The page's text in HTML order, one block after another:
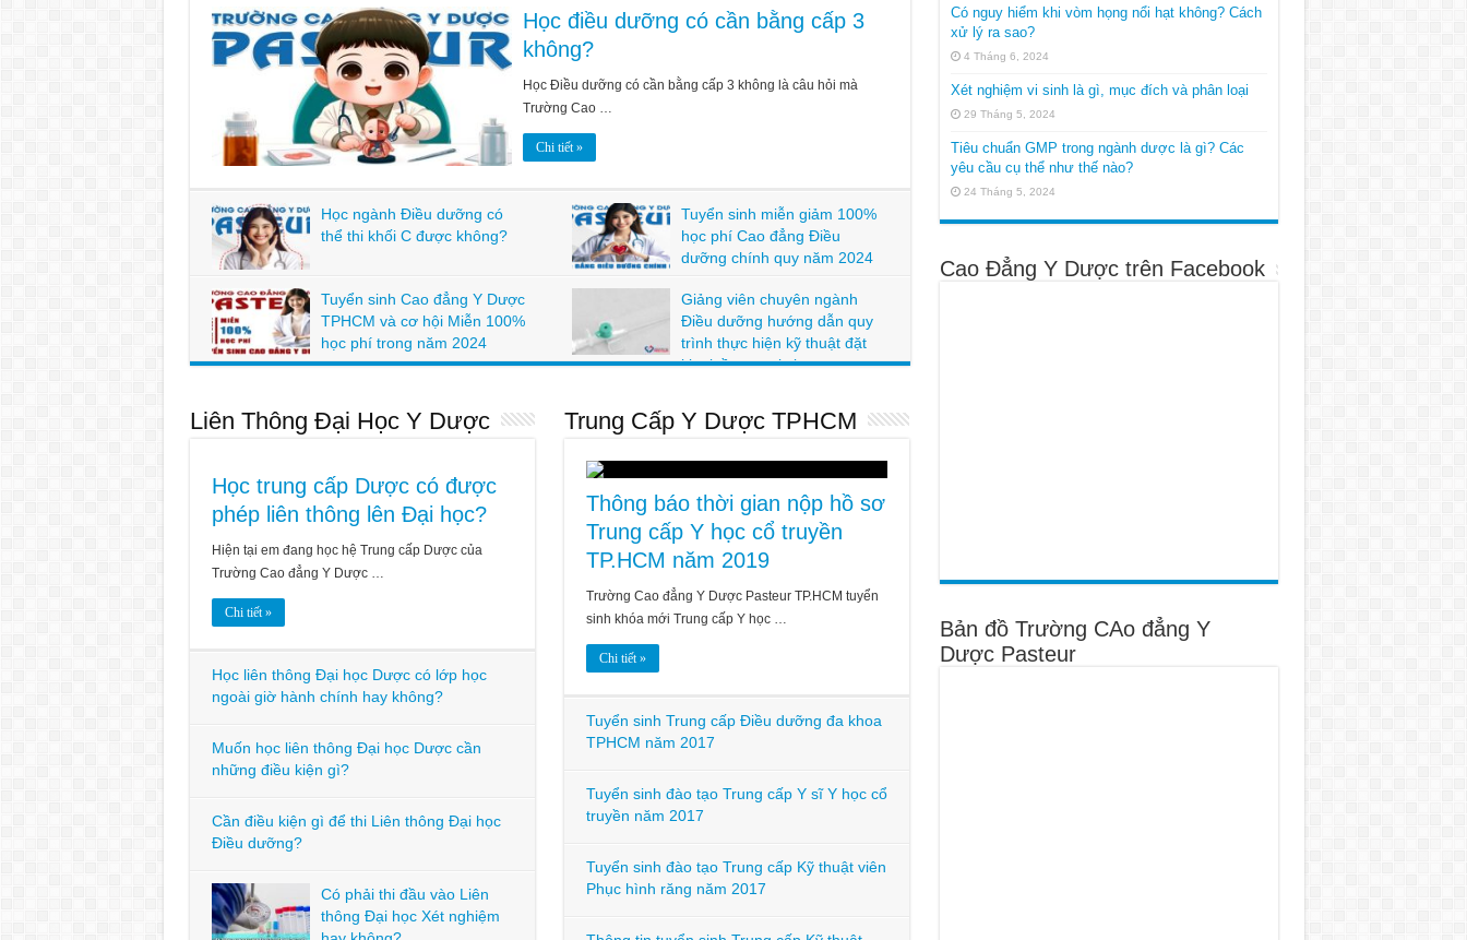
Học điều dưỡng có cần bằng cấp 3
không?
Học Điều dưỡng có cần bằng cấp 3 không là câu hỏi mà
Trường Cao …
Chi tiết »
Học ngành Điều dưỡng có
thể thi khối C được không?
Tuyển sinh miễn giảm 100%
học phí Cao đẳng Điều
dưỡng chính quy năm 2024
Tuyển sinh Cao đẳng Y Dược
TPHCM và cơ hội Miễn 100%
học phí trong năm 2024
Giảng viên chuyên ngành
Điều dưỡng hướng dẫn quy
trình thực hiện kỹ thuật đặt
kim luồn ngoại vi.
Liên Thông Đại Học Y Dược
Học trung cấp Dược có được
phép liên thông lên Đại học?
Hiện tại em đang học hệ Trung cấp Dược của
Trường Cao đẳng Y Dược …
Chi tiết »
Học liên thông Đại học Dược có lớp học
ngoài giờ hành chính hay không?
Muốn học liên thông Đại học Dược cần
những điều kiện gì?
Cần điều kiện gì để thi Liên thông Đại học
Điều dưỡng?
Có phải thi đầu vào Liên
thông Đại học Xét nghiệm
Trung Cấp Y Dược TPHCM
Thông báo thời gian nộp hồ sơ
Trung cấp Y học cổ truyền
TP.HCM năm 2019
Trường Cao đẳng Y Dược Pasteur TP.HCM tuyển
sinh khóa mới Trung cấp Y học …
Chi tiết »
Tuyển sinh Trung cấp Điều dưỡng đa khoa
TPHCM năm 2017
Tuyển sinh đào tạo Trung cấp Y sĩ Y học cổ
truyền năm 2017
Tuyển sinh đào tạo Trung cấp Kỹ thuật viên
Phục hình răng năm 2017
Có nguy hiểm khi vòm họng nổi hạt không? Cách
xử lý ra sao?
4 Tháng 6, 2024
Xét nghiệm vi sinh là gì, mục đích và phân loại
29 Tháng 5, 2024
Tiêu chuẩn GMP trong ngành dược là gì? Các
yêu cầu cụ thể như thế nào?
24 Tháng 5, 2024
Cao Đẳng Y Dược trên Facebook
Bản đồ Trường CAo đẳng Y
Dược Pasteur